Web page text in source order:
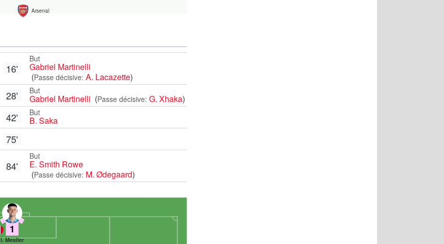
Arsenal
16'
But
Gabriel Martinelli
(Passe décisive: A. Lacazette)
28' But
Gabriel Martinelli (Passe décisive: G. Xhaka)
42' But
B. Saka
75'
84'
But
E. Smith Rowe
(Passe décisive: M. Ødegaard)
1
I. Meslier